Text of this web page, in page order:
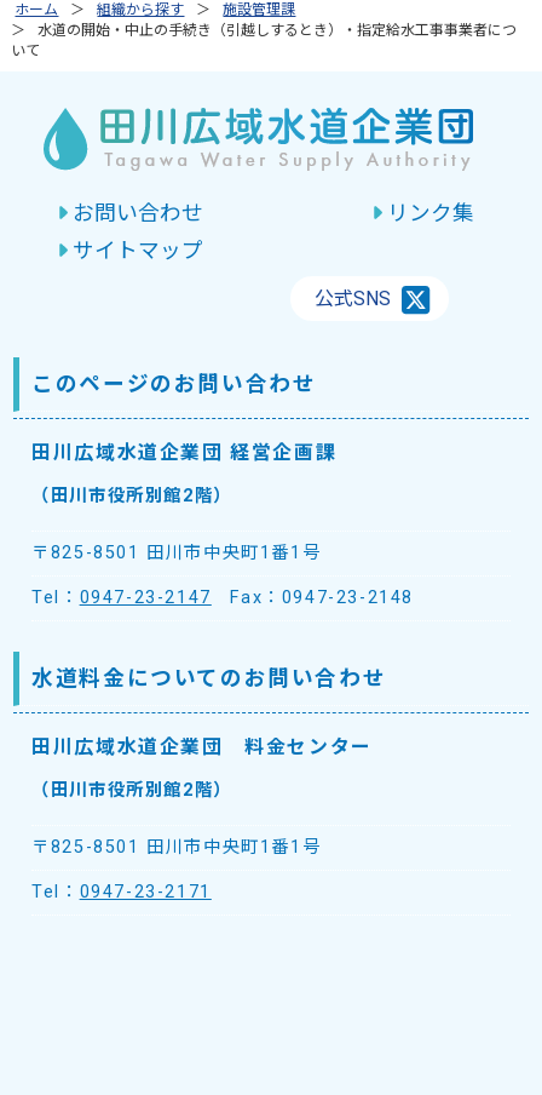
ホーム 組織から探す
施設管理課
水道の開始・中止の手続き（引越しするとき）・指定給水工事事業者につ
いて
お問い合わせ
リンク集
サイトマップ
公式SNS
このページのお問い合わせ
田川広域水道企業団 経営企画課
（田川市役所別館2階）
〒825-8501 田川市中央町1番1号
Tel： 0947-23-2147 Fax：0947-23-2148
水道料金についてのお問い合わせ
田川広域水道企業団 料金センター
（田川市役所別館2階）
〒825-8501 田川市中央町1番1号
Tel： 0947-23-2171